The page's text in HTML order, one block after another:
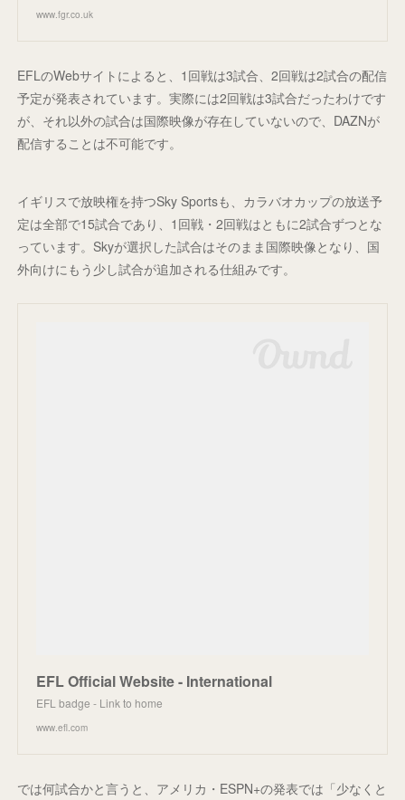
www.fgr.co.uk
EFLのWebサイトによると、1回戦は3試合、2回戦は2試合の配信
予定が発表されています。実際には2回戦は3試合だったわけです
が、それ以外の試合は国際映像が存在していないので、DAZNが
配信することは不可能です。
イギリスで放映権を持つSky Sportsも、カラバオカップの放送予
定は全部で15試合であり、1回戦・2回戦はともに2試合ずつとな
っています。Skyが選択した試合はそのまま国際映像となり、国
外向けにもう少し試合が追加される仕組みです。
EFL Official Website - International
EFL badge - Link to home
www.efl.com
では何試合かと言うと、アメリカ・ESPN+の発表では「少なくと